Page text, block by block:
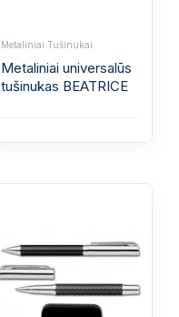
Metaliniai Tušinukai
Metaliniai universalūs
tušinukas BEATRICE